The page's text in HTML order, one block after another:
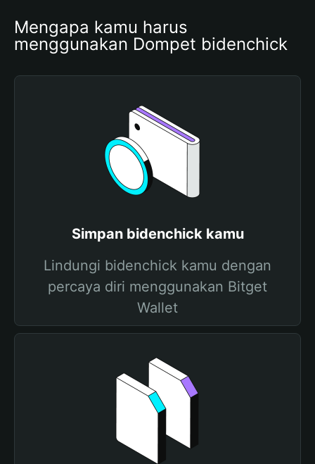
Mengapa kamu harus
menggunakan Dompet bidenchick
Simpan bidenchick kamu
Lindungi bidenchick kamu dengan
percaya diri menggunakan Bitget
Wallet